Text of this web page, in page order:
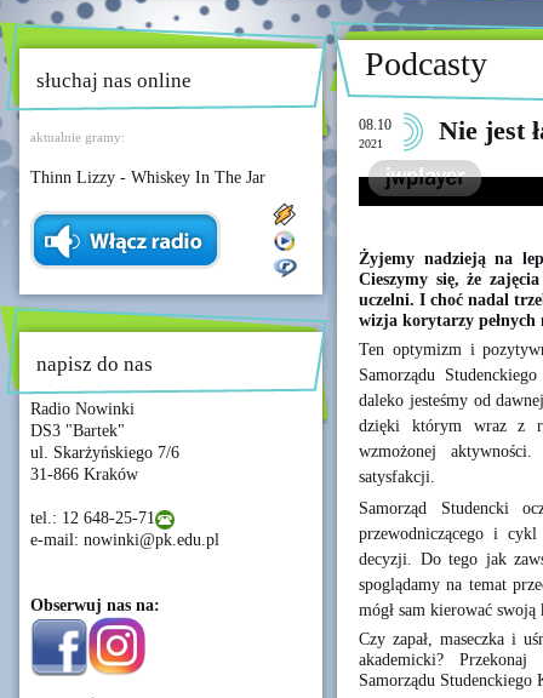
słuchaj nas online
aktualnie gramy:
Thinn Lizzy - Whiskey In The Jar
napisz do nas
Radio Nowinki
DS3 "Bartek"
ul. Skarżyńskiego 7/6
31-866 Kraków
tel.: 12 648-25-71
e-mail: nowinki@pk.edu.pl
Obserwuj nas na:
Podcasty
08.10
2021 Nie jest
Żyjemy nadzieją na
Cieszymy się, że
uczelni. I choć nadal
wizja korytarzy pełnych
Ten optymizm i
Samorządu
daleko jesteśmy od
dzięki którym wraz z
wzmożonej
satysfakcji.
Samorząd Studencki
przewodniczącego i
decyzji. Do tego jak
spoglądamy na temat
mógł sam kierować
Czy zapał, maseczka i
akademicki?
Samorządu Studenckiego